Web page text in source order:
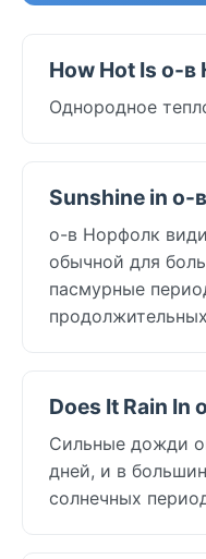
How Hot Is о-
Однородное
Sunshine in о-
о-в Норфолк
обычной для
пасмурные
Does It Rain In
Сильные дожди
дней, и в
солнечных